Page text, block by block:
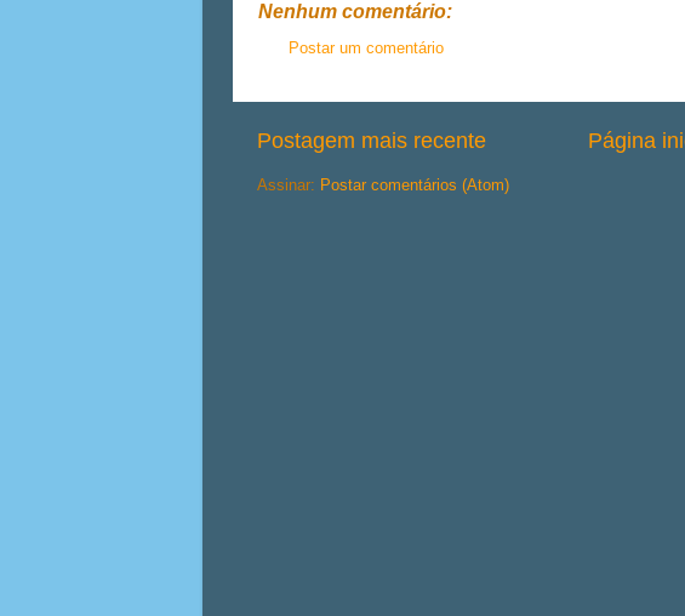
Nenhum comentário:
Postar um comentário
Postagem mais recente Página
Assinar: Postar comentários (Atom)